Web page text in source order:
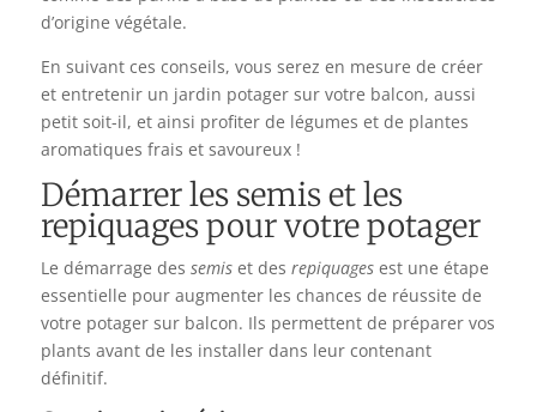
d’origine végétale.
En suivant ces conseils, vous serez en mesure de créer
et entretenir un jardin potager sur votre balcon, aussi
petit soit-il, et ainsi profiter de légumes et de plantes
aromatiques frais et savoureux !
Démarrer les semis et les
repiquages pour votre potager
Le démarrage des semiset des repiquagesest une étape
essentielle pour augmenter les chances de réussite de
votre potager sur balcon. Ils permettent de préparer vos
plants avant de les installer dans leur contenant
définitif.